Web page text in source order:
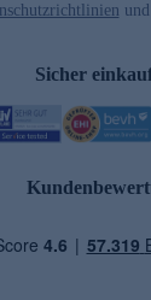
Sicher